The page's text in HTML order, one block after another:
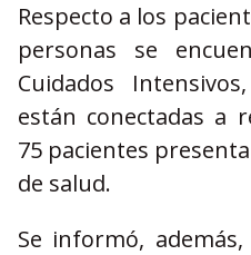
Respecto a los
personas se
Cuidados
están conectadas a
75 pacientes
de salud.
Se informó,